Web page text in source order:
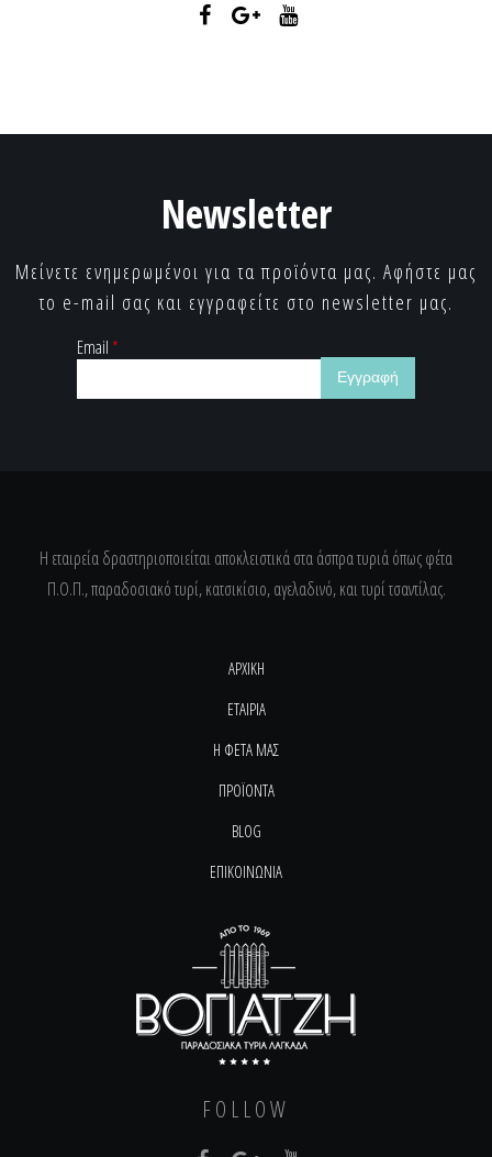
Newsletter
Μείνετε ενημερωμένοι για τα προϊόντα μας. Αφήστε μας
το e-mail σας και εγγραφείτε στο newsletter μας.
Email*
Η εταιρεία δραστηριοποιείται αποκλειστικά στα άσπρα τυριά όπως φέτα
Π.Ο.Π., παραδοσιακό τυρί, κατσικίσιο, αγελαδινό, και τυρί τσαντίλας.
ΑΡΧΙΚΗ
ΕΤΑΙΡΙΑ
Η ΦΕΤΑ ΜΑΣ
ΠΡΟΪΟΝΤΑ
BLOG
ΕΠΙΚΟΙΝΩΝΙΑ
FOLLOW